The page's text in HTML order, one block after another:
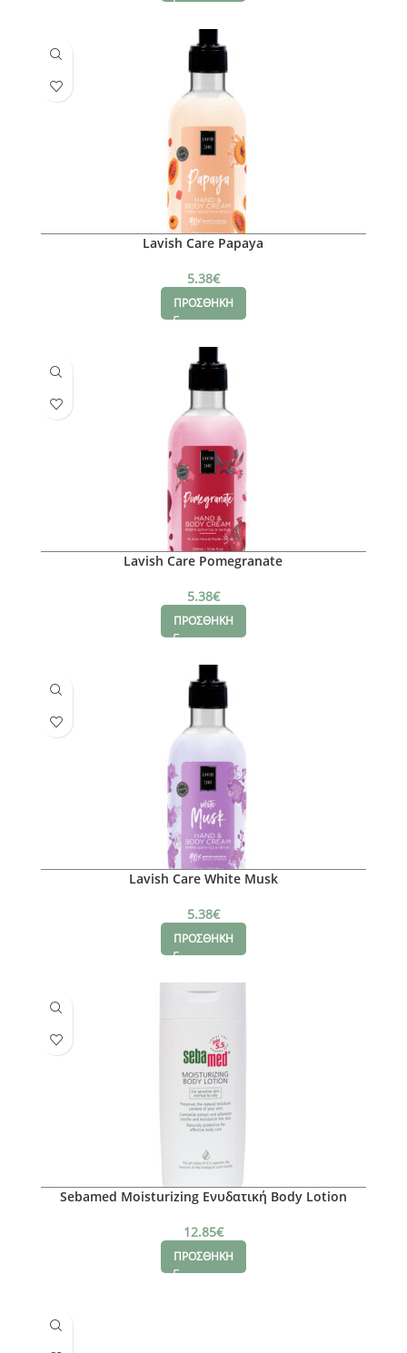
Lavish Care Papaya
5.38€
ΠΡΟΣΘΗΚΗ
Lavish Care Pomegranate
5.38€
ΠΡΟΣΘΗΚΗ
Lavish Care White Musk
5.38€
ΠΡΟΣΘΗΚΗ
Sebamed Moisturizing Ενυδατική Body Lotion
12.85€
ΠΡΟΣΘΗΚΗ